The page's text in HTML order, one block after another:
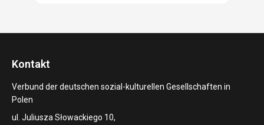
Kontakt
Verbund der deutschen sozial-kulturellen Gesellschaften in
Polen
ul. Juliusza Słowackiego 10,